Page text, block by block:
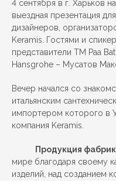
4 сентября в г. Харьков
выездная презентация
дизайнеров,
Keramis. Гостями и
представители ТМ Paa
Hansgrohe – Мусатов
Вечер начался со
итальянским
импортером которого в
компания Keramis.
Продукция
мире благодаря своему
изделий, над созданием